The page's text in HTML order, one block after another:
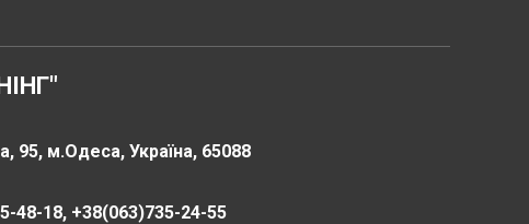
95, м.Одеса, Україна, 65088
48-18, +38(063)735-24-55